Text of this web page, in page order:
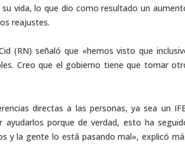
vida, lo que dio como resultado un
reajustes.
(RN) señaló que «hemos visto que
Creo que el gobierno tiene que tomar
directas a las personas, ya sea un
porque de verdad, esto ha
y la gente lo está pasando mal», explicó